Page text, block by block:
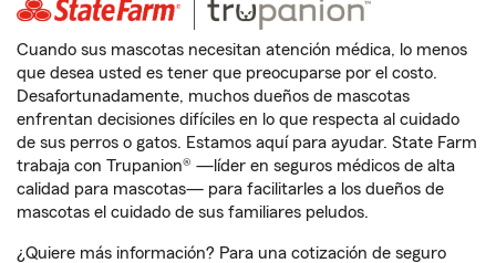
Cuando sus mascotas necesitan atención médica, lo menos
que desea usted es tener que preocuparse por el costo.
Desafortunadamente, muchos dueños de mascotas
enfrentan decisiones difíciles en lo que respecta al cuidado
de sus perros o gatos. Estamos aquí para ayudar. State Farm
trabaja con Trupanion® —líder en seguros médicos de alta
calidad para mascotas— para facilitarles a los dueños de
mascotas el cuidado de sus familiares peludos.
¿Quiere más información? Para una cotización de seguro